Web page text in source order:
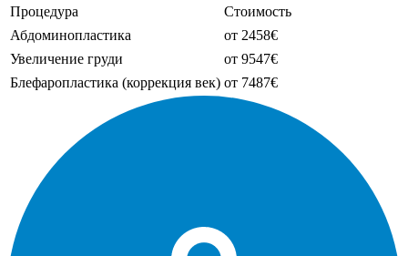
Процедура
Стоимость
Абдоминопластика
от 2458€
Увеличение груди
от 9547€
Блефаропластика (коррекция век) от 7487€